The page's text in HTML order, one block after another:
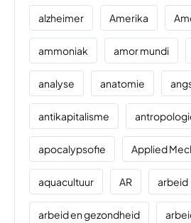
alzheimer Amerika
ammoniak amor mundi
analyse anatomie
antikapitalisme
apocalypsofie Applied
aquacultuur AR arbeid
arbeid en gezondheid